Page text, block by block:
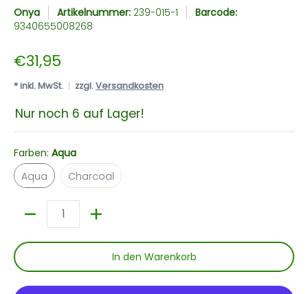
Onya Artikelnummer: 239-015-1
Barcode:
9340655008268
€31,95
* inkl. MwSt. zzgl.Versandkosten
Nur noch 6 auf Lager!
Farben: Aqua
Aqua
Aqua
Charcoal
In den Warenkorb